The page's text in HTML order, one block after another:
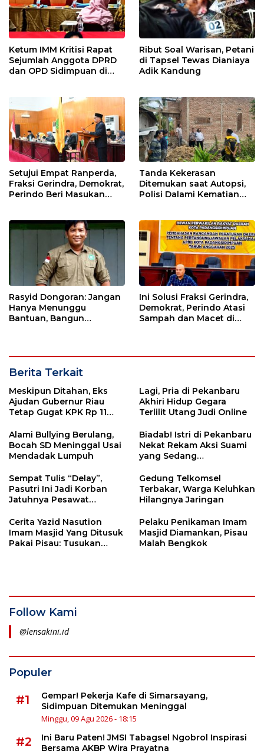
Ketum IMM Kritisi Rapat
Sejumlah Anggota DPRD
dan OPD Sidimpuan di
Ribut Soal Warisan, Petani
di Tapsel Tewas Dianiaya
Adik Kandung
Setujui Empat Ranperda,
Fraksi Gerindra, Demokrat,
Perindo Beri Masukan
Tanda Kekerasan
Ditemukan saat Autopsi,
Polisi Dalami Kematian
Rasyid Dongoran: Jangan
Hanya Menunggu
Bantuan, Bangun
Ini Solusi Fraksi Gerindra,
Demokrat, Perindo Atasi
Sampah dan Macet di
Berita Terkait
Meskipun Ditahan, Eks
Ajudan Gubernur Riau
Tetap Gugat KPK Rp 11
Lagi, Pria di Pekanbaru
Akhiri Hidup Gegara
Terlilit Utang Judi Online
Alami Bullying Berulang,
Bocah SD Meninggal Usai
Mendadak Lumpuh
Biadab! Istri di Pekanbaru
Nekat Rekam Aksi Suami
yang Sedang
Bawah Umur
Sempat Tulis “Delay”,
Pasutri Ini Jadi Korban
Jatuhnya Pesawat
Gedung Telkomsel
Terbakar, Warga Keluhkan
Hilangnya Jaringan
Cerita Yazid Nasution
Imam Masjid Yang Ditusuk
Pakai Pisau: Tusukan
Pelaku Penikaman Imam
Masjid Diamankan, Pisau
Malah Bengkok
Follow Kami
@lensakini.id
Populer
#1
Gempar! Pekerja Kafe di Simarsayang,
Sidimpuan Ditemukan Meninggal
Minggu, 09 Agu 2026 - 18:15
#2
Ini Baru Paten! JMSI Tabagsel Ngobrol Inspirasi
Bersama AKBP Wira Prayatna